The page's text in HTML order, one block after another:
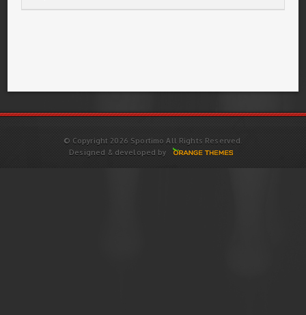
© Copyright 2026 Sportimo All Rights Reserved.
Designed & developed by